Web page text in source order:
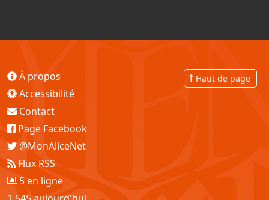
Haut de page
À propos
Accessibilité
Contact
Page Facebook
@MonAliceNet
Flux RSS
5 en ligne